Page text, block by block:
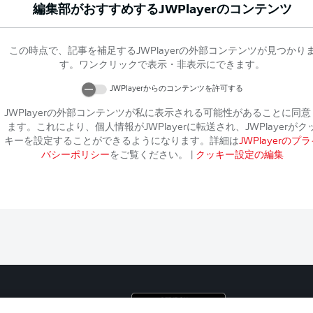
編集部がおすすめするJWPlayerのコンテンツ
この時点で、記事を補足するJWPlayerの外部コンテンツが見つかりま
す。ワンクリックで表示・非表示にできます。
JWPlayerからのコンテンツを許可する
JWPlayerの外部コンテンツが私に表示される可能性があることに同意
ます。これにより、個人情報がJWPlayerに転送され、 JWPlayerがク
キーを設定することができるようになります。詳細はJWPlayerのプラ
バシーポリシーをご覧ください。 クッキー設定の編集